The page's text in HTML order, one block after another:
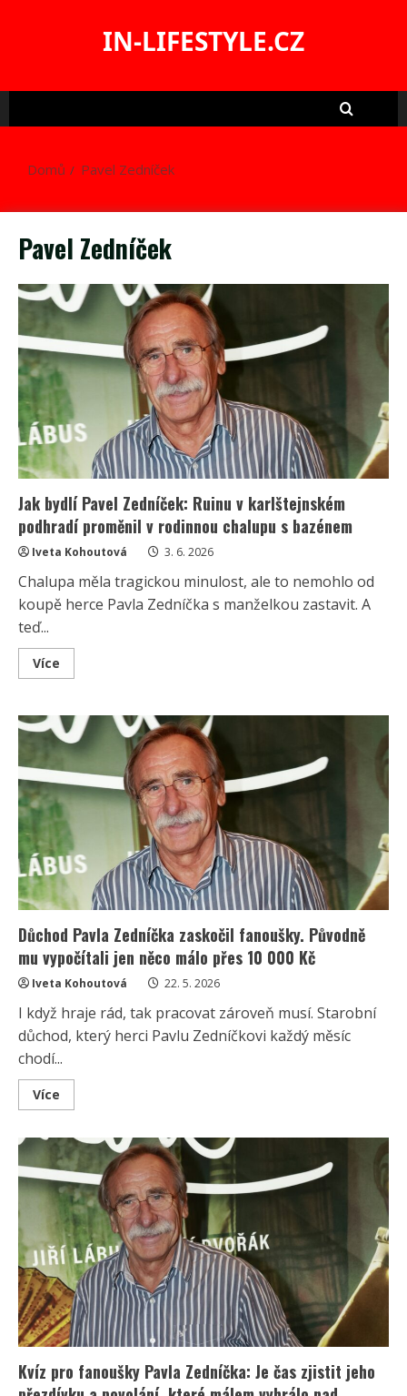
IN-LIFESTYLE.CZ
Domů Pavel Zedníček
Pavel Zedníček
Jak bydlí Pavel Zedníček: Ruinu v karlštejnském
podhradí proměnil v rodinnou chalupu s bazénem
Iveta Kohoutová 3. 6. 2026
Chalupa měla tragickou minulost, ale to nemohlo od
koupě herce Pavla Zedníčka s manželkou zastavit. A
teď...
Více
more
bydlí
Pavel
Zedníček:
Ruinu
karlštejnském
podhradí
proměnil
v
rodinnou
chalupu
s
bazénem
Důchod Pavla Zedníčka zaskočil fanoušky. Původně
mu vypočítali jen něco málo přes 10 000 Kč
Iveta Kohoutová 22. 5. 2026
I když hraje rád, tak pracovat zároveň musí. Starobní
důchod, který herci Pavlu Zedníčkovi každý měsíc
chodí...
Více
more
Pavla
Zedníčka
zaskočil
fanoušky.
Původně
mu
vypočítali
jen
něco
málo
přes
10
000
Kč
Kvíz pro fanoušky Pavla Zedníčka: Je čas zjistit jeho